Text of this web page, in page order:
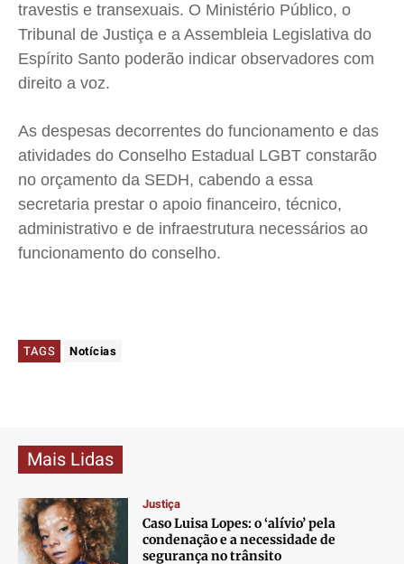
travestis e transexuais. O Ministério Público, o
Tribunal de Justiça e a Assembleia Legislativa do
Espírito Santo poderão indicar observadores com
direito a voz.
As despesas decorrentes do funcionamento e das
atividades do Conselho Estadual LGBT constarão
no orçamento da SEDH, cabendo a essa
secretaria prestar o apoio financeiro, técnico,
administrativo e de infraestrutura necessários ao
funcionamento do conselho.
TAGS Notícias
Mais Lidas
Justiça
Caso Luisa Lopes: o ‘alívio’ pela
condenação e a necessidade de
segurança no trânsito